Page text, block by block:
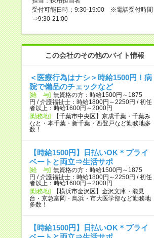
受付可能日時：9:30-19:00 ※電話受付時間
⇒9:30-21:00
この会社のその他のバイト情報
＜医療行為はナシ＞時給1500円！病
院で備品のチェックなど
[給 与] 無資格の方：時給1500円～1875
円 / 介護福祉士：時給1800円～2250円 / 初任
者以上：時給1600円～2000円
[勤務地]
【千葉市中央区】京成千葉・千葉み
なと・本千葉・新千葉・西登戸など勤務地多
数！
【時給1500円】日払いOK＊プライ
ベートと両立⇒生活サポ
[給 与] 無資格の方：時給1500円～1875
円 / 介護福祉士：時給1800円～2250円 / 初任
者以上：時給1600円～2000円
[勤務地]
【横浜市金沢区】金沢文庫・能見
台・京急富岡・鳥浜・市大医学部など勤務地
多数！
【時給1500円】日払いOK＊プライ